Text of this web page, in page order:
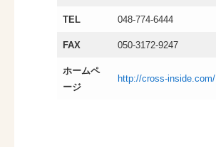
TEL 048-774-6444
FAX 050-3172-9247
ホームペ
ージ
http://cross-inside.com/